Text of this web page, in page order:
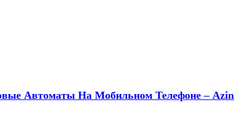
Автоматы На Мобильном Телефоне –